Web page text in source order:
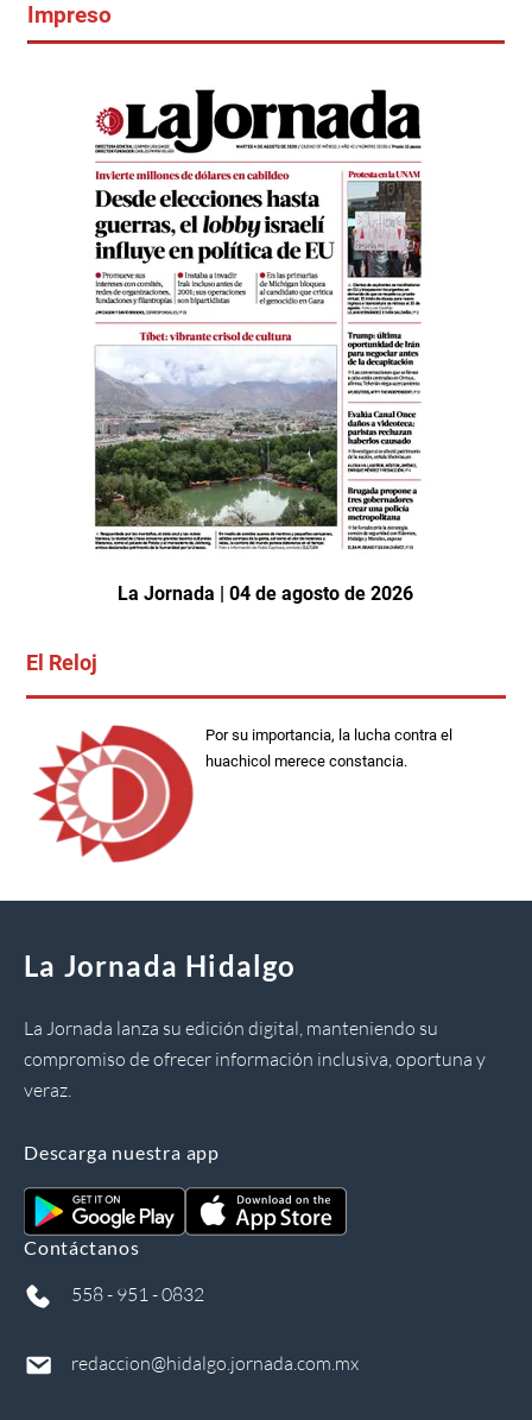
Impreso
La Jornada | 04 de agosto de 2026
El Reloj
Por su importancia, la lucha contra el
huachicol merece constancia.
La Jornada Hidalgo
La Jornada lanza su edición digital, manteniendo su
compromiso de ofrecer información inclusiva, oportuna y
veraz.
Descarga nuestra app
Contáctanos
558 - 951 - 0832
redaccion@hidalgo.jornada.com.mx